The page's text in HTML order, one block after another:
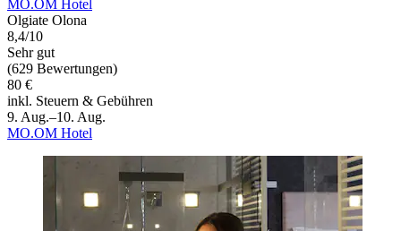
MO.OM Hotel
Olgiate Olona
8,4/10
Sehr gut
(629 Bewertungen)
80 €
inkl. Steuern & Gebühren
9. Aug.–10. Aug.
MO.OM Hotel